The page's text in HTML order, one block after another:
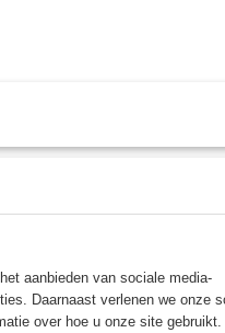
GAMES AGENDA
aanbieden van sociale media-
Daarnaast verlenen we onze
over hoe u onze site gebruikt.